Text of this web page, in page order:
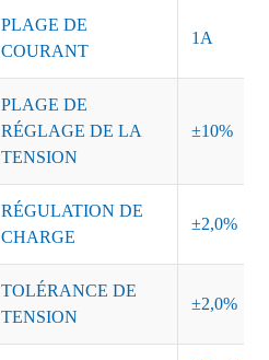
PLAGE DE
COURANT
1A
PLAGE DE
RÉGLAGE DE LA
TENSION
±10%
RÉGULATION DE
CHARGE
±2,0%
TOLÉRANCE DE
TENSION
±2,0%